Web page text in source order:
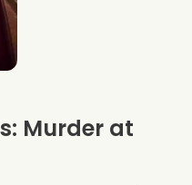
Murder at